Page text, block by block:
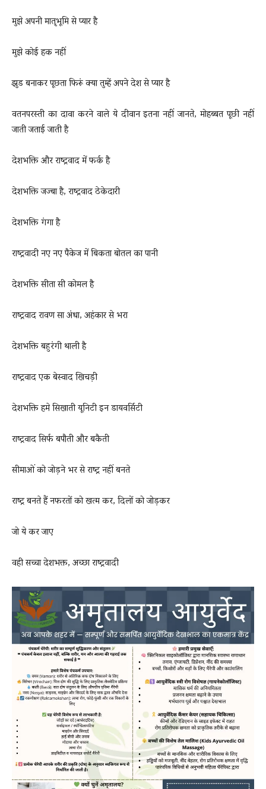
मुझे अपनी मातृभूमि से प्यार है
मुझे कोई हक नहीं
झुंड बनाकर पूछता फिरूं क्या तुम्हें अपने देश से प्यार है
वतनपरस्ती का दावा करने वाले ये दीवान इतना नहीं जानते, मोहब्बत पूछी नहीं
जाती जताई जाती है
देशभक्ति और राष्ट्रवाद में फर्क है
देशभक्ति जज्बा है, राष्ट्रवाद ठेकेदारी
देशभक्ति गंगा है
राष्ट्रवादी नए नए पैकेज में बिकता बोतल का पानी
देशभक्ति सीता सी कोमल है
राष्ट्रवाद रावण सा अंधा, अहंकार से भरा
देशभक्ति बहुरंगी थाली है
राष्ट्रवाद एक बेस्वाद खिचड़ी
देशभक्ति हमे सिखाती यूनिटी इन डायवर्सिटी
राष्ट्रवाद सिर्फ बपौती और बकैती
सीमाओं को जोड़ने भर से राष्ट्र नहीं बनते
राष्ट्र बनते हैं नफरतों को खत्म कर, दिलों को जोड़कर
जो ये कर जाए
वही सच्चा देशभक्त, अच्छा राष्ट्रवादी